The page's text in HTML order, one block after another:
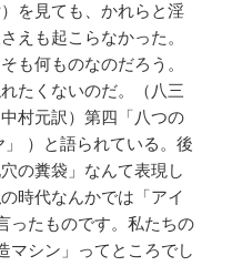
を見ても、かれらと淫
えも起こらなかった。
も何ものなのだろう。
たくないのだ。（八三
村元訳）第四「八つの
）と語られている。後
穴の糞袋」なんて表現し
時代なんかでは「アイ
ったものです。私たちの
マシン」ってところでし